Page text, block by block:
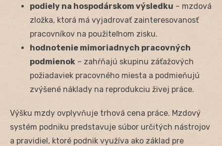
podiely na hospodárskom výsledku – mzdová
zložka, ktorá má vyjadrovať zainteresovanosť
pracovníkov na použiteľnom zisku.
hodnotenie mimoriadnych pracovných
podmienok – zahŕňajú skupinu záťažových
požiadaviek pracovného miesta a podmieňujú
zvýšené náklady na reprodukciu živej práce.
Výšku mzdy ovplyvňuje trhová cena práce. Mzdový
systém podniku predstavuje súbor určitých nástrojov
a pravidiel, ktoré podnik využíva ako základ pre